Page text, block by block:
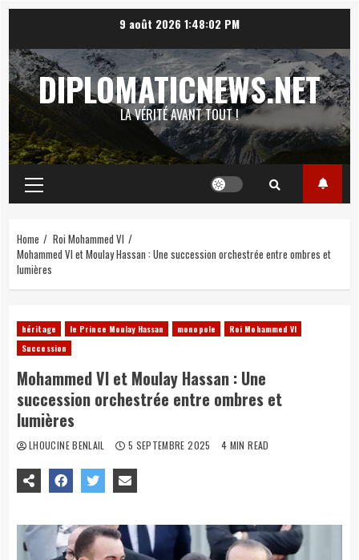
content
9 août 2026 1:48:03 PM
DIPLOMATICNEWS.NET
LA VÉRITÉ AVANT TOUT !
Primary
Menu
Home
Roi Mohammed VI
Mohammed VI et Moulay Hassan : Une succession orchestrée entre ombres et
lumières
héritage le Prince Moulay Hassan monopole
Roi Mohammed VI
Succession
Mohammed VI et Moulay Hassan : Une
succession orchestrée entre ombres et
lumières
LHOUCINE BENLAIL 5 SEPTEMBRE 2025 4 MIN READ